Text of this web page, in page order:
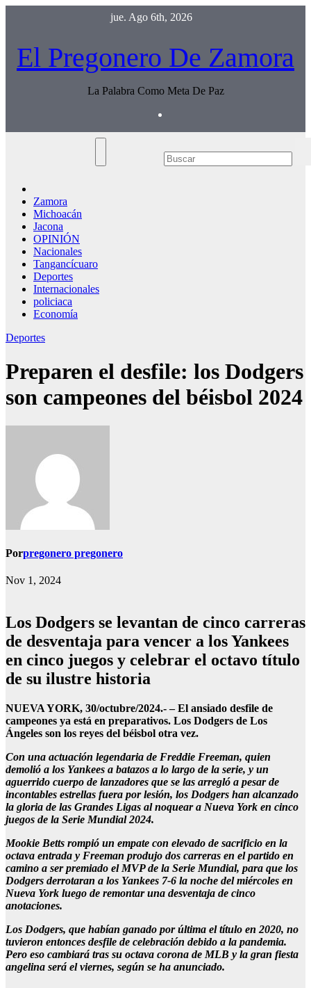
jue. Ago 6th, 2026
El Pregonero De Zamora
La Palabra Como Meta De Paz
Zamora
Michoacán
Jacona
OPINIÓN
Nacionales
Tangancícuaro
Deportes
Internacionales
policiaca
Economía
Deportes
Preparen el desfile: los Dodgers
son campeones del béisbol 2024
Porpregonero pregonero
Nov 1, 2024
Los Dodgers se levantan de cinco carreras
de desventaja para vencer a los Yankees
en cinco juegos y celebrar el octavo título
de su ilustre historia
NUEVA YORK, 30/octubre/2024.- – El ansiado desfile de
campeones ya está en preparativos. Los Dodgers de Los
Ángeles son los reyes del béisbol otra vez.
Con una actuación legendaria de Freddie Freeman, quien
demolió a los Yankees a batazos a lo largo de la serie, y un
aguerrido cuerpo de lanzadores que se las arregló a pesar de
incontables estrellas fuera por lesión, los Dodgers han alcanzado
la gloria de las Grandes Ligas al noquear a Nueva York en cinco
juegos de la Serie Mundial 2024.
Mookie Betts rompió un empate con elevado de sacrificio en la
octava entrada y Freeman produjo dos carreras en el partido en
camino a ser premiado el MVP de la Serie Mundial, para que los
Dodgers derrotaran a los Yankees 7-6 la noche del miércoles en
Nueva York luego de remontar una desventaja de cinco
anotaciones.
Los Dodgers, que habían ganado por última el título en 2020, no
tuvieron entonces desfile de celebración debido a la pandemia.
Pero eso cambiará tras su octava corona de MLB y la gran fiesta
angelina será el viernes, según se ha anunciado.